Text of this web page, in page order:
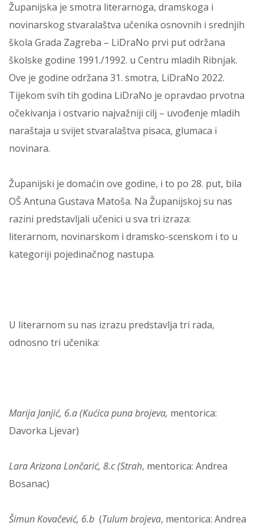
Županijska je smotra literarnoga, dramskoga i
novinarskog stvaralaštva učenika osnovnih i srednjih
škola Grada Zagreba – LiDraNo prvi put održana
školske godine 1991./1992. u Centru mladih Ribnjak.
Ove je godine održana 31. smotra, LiDraNo 2022.
Tijekom svih tih godina LiDraNo je opravdao prvotna
očekivanja i ostvario najvažniji cilj – uvođenje mladih
naraštaja u svijet stvaralaštva pisaca, glumaca i
novinara.
Županijski je domaćin ove godine, i to po 28. put, bila
OŠ Antuna Gustava Matoša. Na Županijskoj su nas
razini predstavljali učenici u sva tri izraza:
literarnom, novinarskom i dramsko-scenskom i to u
kategoriji pojedinačnog nastupa.
U literarnom su nas izrazu predstavlja tri rada,
odnosno tri učenika:
Marija Janjić, 6.a (Kućica puna brojeva, mentorica:
Davorka Ljevar)
Lara Arizona Lončarić, 8.c (Strah, mentorica: Andrea
Bosanac)
Šimun Kovačević, 6.b (Tulum brojeva, mentorica: Andrea